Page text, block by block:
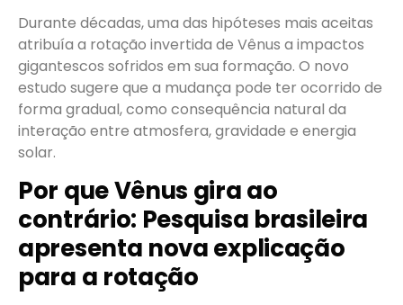
Durante décadas, uma das hipóteses mais aceitas
atribuía a rotação invertida de Vênus a impactos
gigantescos sofridos em sua formação. O novo
estudo sugere que a mudança pode ter ocorrido de
forma gradual, como consequência natural da
interação entre atmosfera, gravidade e energia
solar.
Por que Vênus gira ao
contrário: Pesquisa brasileira
apresenta nova explicação
para a rotação